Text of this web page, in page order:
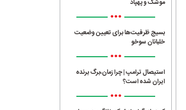
موشک و پهپاد
•••
بسیج ظرفیت‌ها برای تعیین وضعیت
خلبانان سوخو
•••
استیصال ترامپ | چرا زمان،برگ برنده
ایران شده است؟
•••